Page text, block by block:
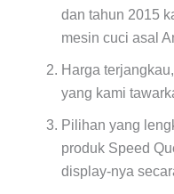
dan tahun 2015
mesin cuci asal
Harga
yang kami
Pilihan yang
produk Speed
display-nya